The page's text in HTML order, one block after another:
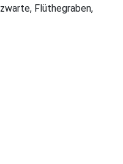
Flüthegraben,